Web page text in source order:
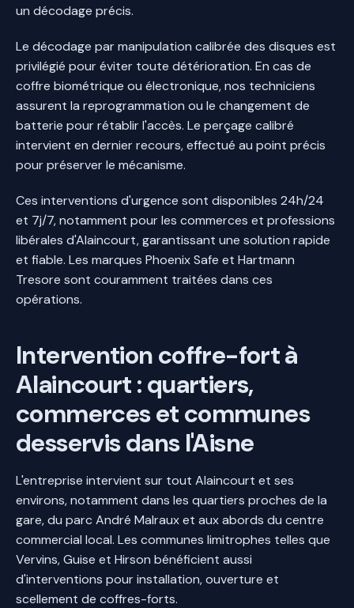
un décodage précis.
Le décodage par manipulation calibrée des disques est
privilégié pour éviter toute détérioration. En cas de
coffre biométrique ou électronique, nos techniciens
assurent la reprogrammation ou le changement de
batterie pour rétablir l'accès. Le perçage calibré
intervient en dernier recours, effectué au point précis
pour préserver le mécanisme.
Ces interventions d'urgence sont disponibles 24h/24
et 7j/7, notamment pour les commerces et professions
libérales d'Alaincourt, garantissant une solution rapide
et fiable. Les marques Phoenix Safe et Hartmann
Tresore sont couramment traitées dans ces
opérations.
Intervention coffre-fort à
Alaincourt : quartiers,
commerces et communes
desservis dans l'Aisne
L'entreprise intervient sur tout Alaincourt et ses
environs, notamment dans les quartiers proches de la
gare, du parc André Malraux et aux abords du centre
commercial local. Les communes limitrophes telles que
Vervins, Guise et Hirson bénéficient aussi
d'interventions pour installation, ouverture et
scellement de coffres-forts.